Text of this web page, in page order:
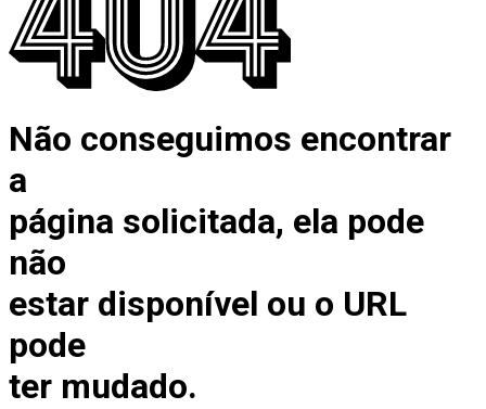
Não conseguimos encontrar
a
página solicitada, ela pode
não
estar disponível ou o URL
pode
ter mudado.